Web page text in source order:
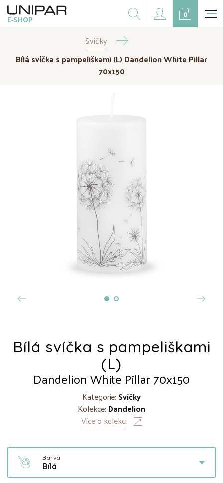
E-SHOP
Dárkové balíčky
Doplňky
Doprodej
CZK EUR
0
Svíčky
Bílá svíčka s pampeliškami (L) Dandelion White Pillar
70x150
Bílá svíčka s pampeliškami
(L)
Dandelion White Pillar 70x150
Kategorie: Svíčky
Kolekce: Dandelion
Více o kolekci
Barva
Bílá